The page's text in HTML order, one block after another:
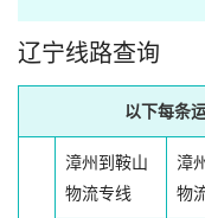
辽宁线路查询
以下每条
漳州到鞍山
物流专线
漳
物